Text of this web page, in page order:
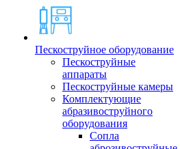
Пескоструйное оборудование
Пескоструйные
аппараты
Пескоструйные камеры
Комплектующие
абразивоструйного
оборудования
Сопла